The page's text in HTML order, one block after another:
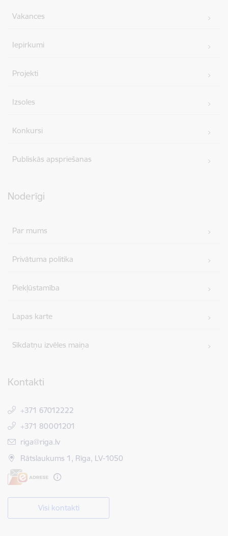
Vakances
Iepirkumi
Projekti
Izsoles
Konkursi
Publiskās apspriešanas
Noderīgi
Par mums
Privātuma politika
Piekļūstamība
Lapas karte
Sīkdatņu izvēles maiņa
Kontakti
+371 67012222
+371 80001201
E-pasts:
riga@riga.lv
Rātslaukums 1, Rīga, LV-1050
Visi kontakti